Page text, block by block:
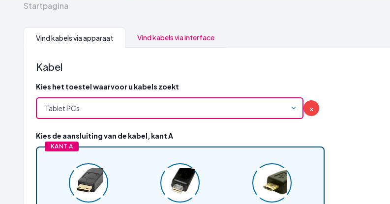
Startpagina
Vind kabels via apparaat Vind kabels via interface
Kabel
Kies het toestel waarvoor u kabels zoekt
×
Kies de aansluiting van de kabel, kant A
KANT A